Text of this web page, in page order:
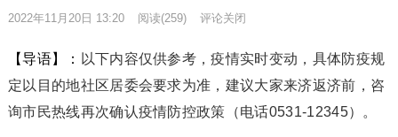
2022年11月20日 13:20 阅读(259) 评论关闭
【导语】：
以下内容仅供参考，疫情实时变动，具体防疫规
定以目的地社区居委会要求为准，建议大家来济返济前，咨
询市民热线再次确认疫情防控政策（电话0531-12345）。